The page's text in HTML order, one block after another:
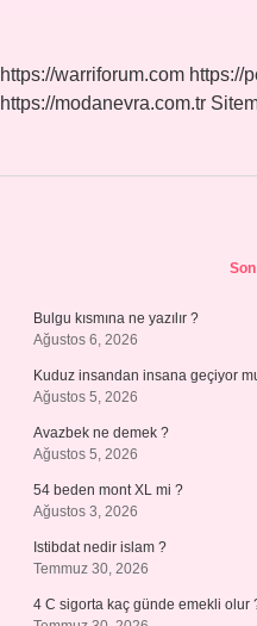
https://warriforum.com https://
https://modanevra.com.tr
Son
Bulgu kısmına ne yazılır ?
Ağustos 6, 2026
Kuduz insandan insana geçiyor
Ağustos 5, 2026
Avazbek ne demek ?
Ağustos 5, 2026
54 beden mont XL mi ?
Ağustos 3, 2026
Istibdat nedir islam ?
Temmuz 30, 2026
4 C sigorta kaç günde emekli olur